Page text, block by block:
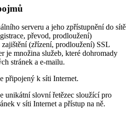
serveru a jeho zpřístupnění do sítě
převod, prodloužení)
(zřízení, prodloužení) SSL
je množina služeb, které dohromady
stránek a e-mailu.
připojený k síti Internet.
unikátní slovní řetězec sloužící pro
v síti Internet a přístup na ně.